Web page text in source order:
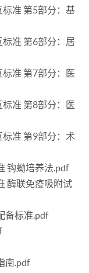
标准 第5部分：基
准 第6部分：居
准 第7部分：医
准 第8部分：医
准 第9部分：术
钩蚴培养法.pdf
酶联免疫吸附试
备标准.pdf
南.pdf